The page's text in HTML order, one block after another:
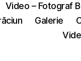
Video – Fotograf
Galerie